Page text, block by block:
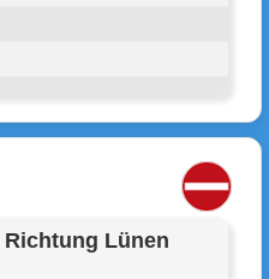
Richtung Lünen